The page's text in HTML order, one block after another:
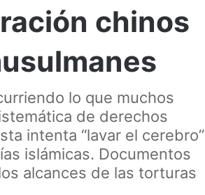
chinos
lo que muchos
de derechos
intenta “lavar el cerebro”
islámicas. Documentos
alcances de las torturas